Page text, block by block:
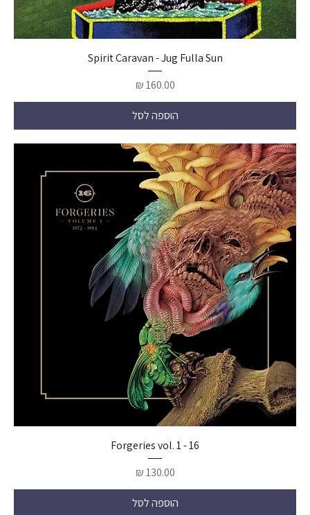
Spirit Caravan - Jug Fulla Sun
מחיר
הוספה לסל
16 - Forgeries vol. 1
מחיר
הוספה לסל